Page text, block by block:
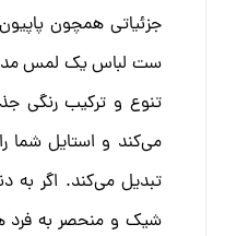
جزئیاتی همچون
ست لباس یک لمس
تنوع و ترکیب رنگی
می‌کند و استایل شما
تبدیل می‌کند. اگر به
شیک و منحصر به فرد